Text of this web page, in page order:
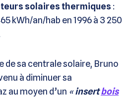
solaires thermiques :
kWh/an/hab en 1996 à 3 250
de sa centrale solaire, Bruno
à diminuer sa
au moyen d’un «insertbois